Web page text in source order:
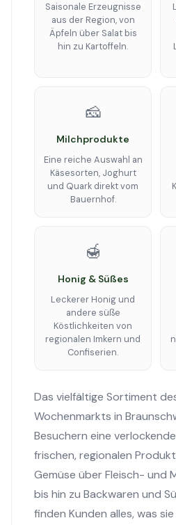
Saisonale Erzeugnisse
aus der Region, von
Äpfeln über Salat bis
hin zu Kartoffeln.
🧀
Milchprodukte
Eine reiche Auswahl an
Käsesorten, Joghurt
und Quark direkt vom
Bauernhof.
🍯
Honig & Süßes
Leckerer Honig und
andere süße
Köstlichkeiten von
regionalen Imkern und
Confiserien.
Das vielfältige Sortiment
Wochenmarkts in
Besuchern eine
frischen, regionalen
Gemüse über Fleisch- und
bis hin zu Backwaren und
finden Kunden alles, was